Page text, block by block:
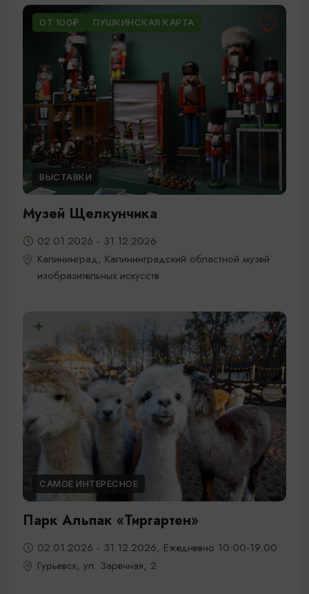
ОТ 100₽ ПУШКИНСКАЯ КАРТА
ВЫСТАВКИ
Музей Щелкунчика
02.01.2026 - 31.12.2026
Калининград, Калининградский областной музей
изобразительных искусств
САМОЕ ИНТЕРЕСНОЕ
Парк Альпак «Тиргартен»
02.01.2026 - 31.12.2026, Ежедневно 10:00-19:00
Гурьевск, ул. Заречная, 2